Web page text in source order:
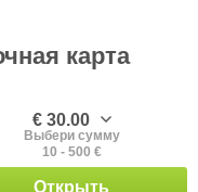
карта
€ 30.00
Выбери сумму
10 - 500 €
Открыть